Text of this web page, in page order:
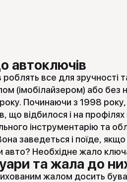
автоключів
роблять все для зручності
(імобілайзером) або
Починаючи з 1998 року,
що відбилося і на
інструментарію та
заведеться і поїде,
авто? Необхідне жало
та жала до
жалом досить